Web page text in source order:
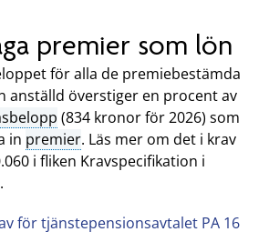
premier som lön
för alla de premiebestämda
anställd överstiger en procent av
(834 kronor för 2026) som
in premier. Läs mer om det i krav
i fliken Kravspecifikation i
för tjänstepensionsavtalet PA 16